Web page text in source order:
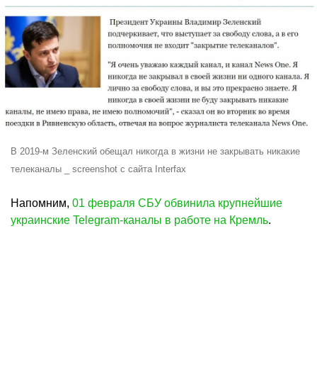
В 2019-м Зеленский обещал никогда в жизни не закрывать никакие
телеканалы _ screenshot с сайта Interfax
Напомним, 01 февраля СБУ обвинила крупнейшие
украинские Telegram-каналы в работе на Кремль.